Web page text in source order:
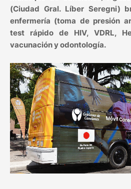
(Ciudad Gral. Líber Seregni)
enfermería (toma de presión
test rápido de HIV, VDRL,
vacunación y odontología.